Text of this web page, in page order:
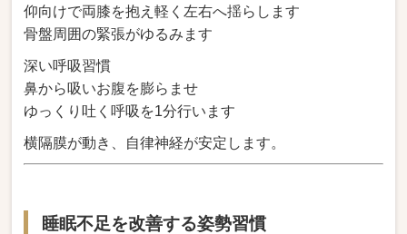
仰向けで両膝を抱え軽く左右へ揺らします
骨盤周囲の緊張がゆるみます
深い呼吸習慣
鼻から吸いお腹を膨らませ
ゆっくり吐く呼吸を1分行います
横隔膜が動き、自律神経が安定します。
睡眠不足を改善する姿勢習慣